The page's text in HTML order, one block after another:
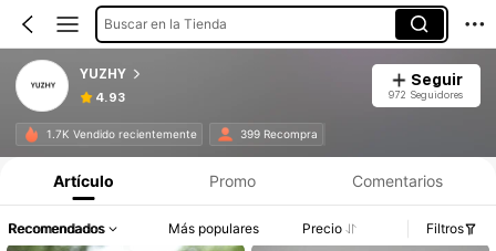
Buscar en la Tienda
YUZHY
4.93
Seguir
972 Seguidores
1.7K Vendido recientemente 399 Recompra
Artículo Promo Comentarios
Recomendados Más populares Precio Filtros